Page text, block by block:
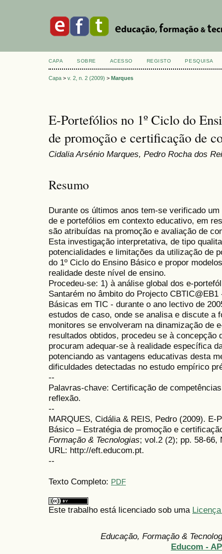
CAPA SOBRE ACESSO REGISTO PESQUISA
Capa > v. 2, n. 2 (2009) > Marques
E-Portefólios no 1º Ciclo do
de promoção e certificação de
Cidalia Arsénio Marques, Pedro Rocha dos
Resumo
Durante os últimos anos tem-se verificado
de e portefólios em contexto educativo, em
são atribuídas na promoção e avaliação de
Esta investigação interpretativa, de tipo
potencialidades e limitações da utilização de
do 1º Ciclo do Ensino Básico e propor
realidade deste nível de ensino.
Procedeu-se: 1) à análise global dos e-
Santarém no âmbito do Projecto
Básicas em TIC - durante o ano lectivo de
estudos de caso, onde se analisa e discute a
monitores se envolveram na dinamização de
resultados obtidos, procedeu se à concepção
procuram adequar-se à realidade específica
potenciando as vantagens educativas desta
dificuldades detectadas no estudo empírico
--
Palavras-chave: Certificação de
reflexão.
--
MARQUES, Cidália & REIS, Pedro (2009). E-
Básico – Estratégia de promoção e
Formação & Tecnologias; vol.2 (2); pp. 58-66,
URL: http://eft.educom.pt.
--
Texto Completo: PDF
Este trabalho está licenciado sob uma
Educação, Formação &
Educom -